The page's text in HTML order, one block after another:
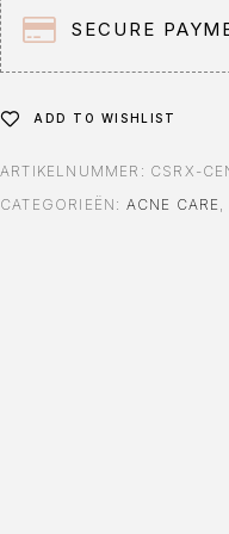
:
SECURE
ADD TO WISHLIST
ARTIKELNUMMER: CSRX-
CATEGORIEËN: ACNE CARE